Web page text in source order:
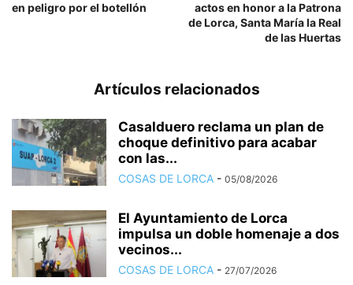
en peligro por el botellón
actos en honor a la Patrona
de Lorca, Santa María la Real
de las Huertas
Artículos relacionados
Casalduero reclama un plan de
choque definitivo para acabar
con las...
COSAS DE LORCA - 05/08/2026
El Ayuntamiento de Lorca
impulsa un doble homenaje a dos
vecinos...
COSAS DE LORCA - 27/07/2026